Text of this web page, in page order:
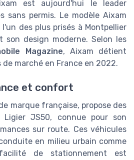
est aujourd'hui le leader
sans permis. Le modèle Aixam
des plus prisés à Montpellier
son design moderne. Selon les
Magazine, Aixam détient
de marché en France en 2022.
et confort
marque française, propose des
JS50, connue pour son
sur route. Ces véhicules
en milieu urbain comme
de stationnement est